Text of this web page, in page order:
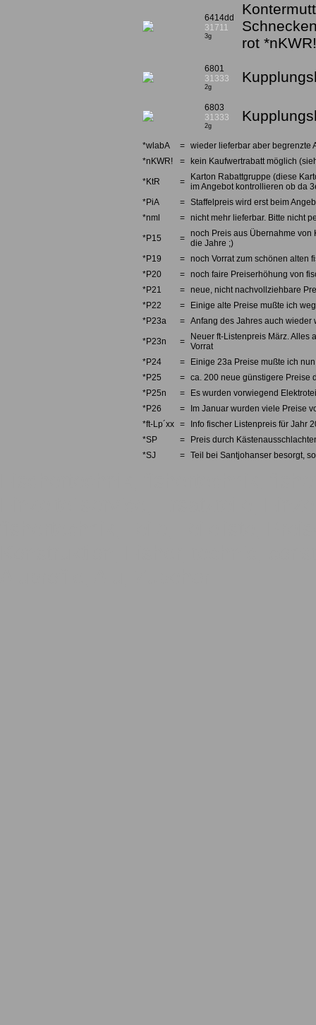
6414dd
31711
3g
rot *nKWR!
6801
31333
2g
6803
31333
2g
*wlabA = wieder lieferbar aber begrenzte
*nKWR!
= kein Kaufwertrabatt möglich
*KtR =
Karton Rabattgruppe (diese
im Angebot kontrollieren ob da
*PiA
= Staffelpreis wird erst beim
*nml
= nicht mehr lieferbar. Bitte nicht
*P15 = noch Preis aus Übernahme von
die Jahre ;)
*P19
= noch Vorrat zum schönen alten
*P20
= noch faire Preiserhöhung von
*P21
= neue, nicht nachvollziehbare
*P22
=
Einige alte Preise mußte ich
*P23a
= Anfang des Jahres auch
*P23n =
Neuer ft-Listenpreis März. Alles
Vorrat
*P24
=
Einige 23a Preise mußte ich
*P25
= ca. 200 neue günstigere Preise
*P25n
=
Es wurden vorwiegend
*P26
=
Im Januar wurden viele Preise
*ft-Lp´xx =
Info fischer Listenpreis für Jahr
*SP
=
Preis durch
*SJ
= Teil bei Santjohanser besorgt,